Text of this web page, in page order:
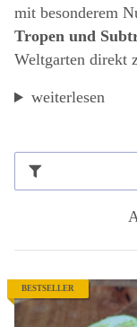
mit besonderem
Tropen und
Weltgarten direkt
weiterlesen
BESTSELLER